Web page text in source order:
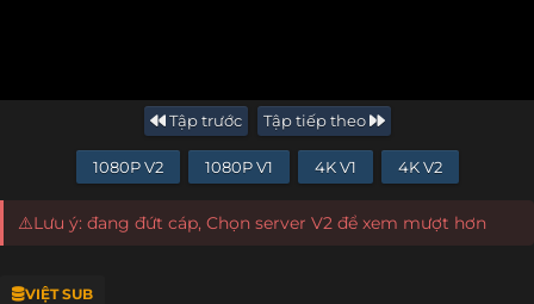
Tập trước Tập tiếp theo
1080P V2 1080P V1 4K V1 4K V2
⚠️Lưu ý: đang đứt cáp, Chọn server V2 để xem mượt hơn
VIỆT SUB